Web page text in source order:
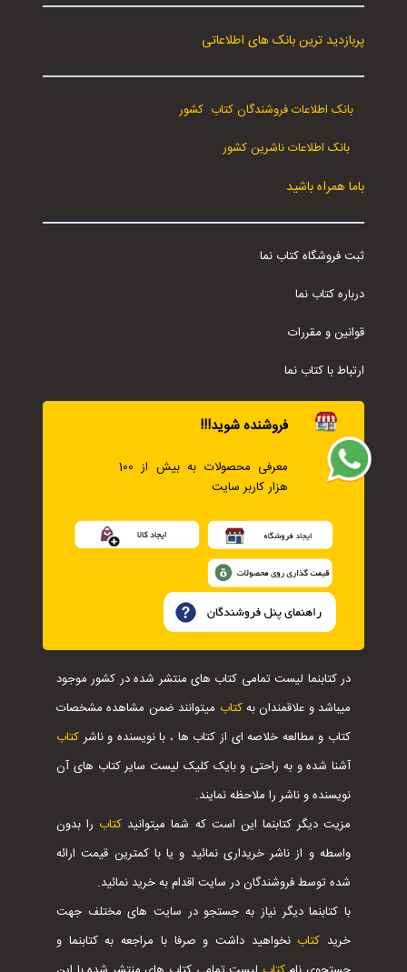
پربازدید ترین بانک های اطلاعاتی
بانک اطلاعات فروشندگان کتاب کشور
بانک اطلاعات ناشرین کشور
باما همراه باشید
ثبت فروشگاه کتاب نما
درباره کتاب نما
قوانین و مقررات
ارتباط با کتاب نما
فروشنده شوید!!!
معرفی محصولات به بیش از 100
هزار کاربر سایت
در کتابنما لیست تمامی کتاب های منتشر شده در کشور موجود
میباشد و علاقمندان بهکتاب میتوانند ضمن مشاهده مشخصات
کتاب و مطالعه خلاصه ای از کتاب ها ، با نویسنده و ناشر کتاب
آشنا شده و به راحتی و بایک کلیک لیست سایر کتاب های آن
نویسنده و ناشر را ملاحظه نمایند.
مزیت دیگر کتابنما این است که شما میتوانید کتاب را بدون
واسطه و از ناشر خریداری نمائید و یا با کمترین قیمت ارائه
شده توسط فروشندگان در سایت اقدام به خرید نمائید.
با کتابنما دیگر نیاز به جستجو در سایت های مختلف جهت
خرید کتابنخواهید داشت و صرفا با مراجعه به کتابنما و